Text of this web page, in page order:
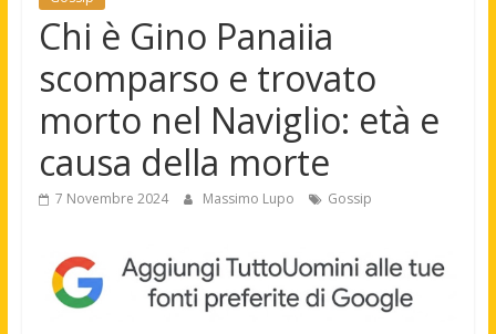
Chi è Gino Panaiia
scomparso e trovato
morto nel Naviglio: età e
causa della morte
7 Novembre 2024 Massimo Lupo Gossip